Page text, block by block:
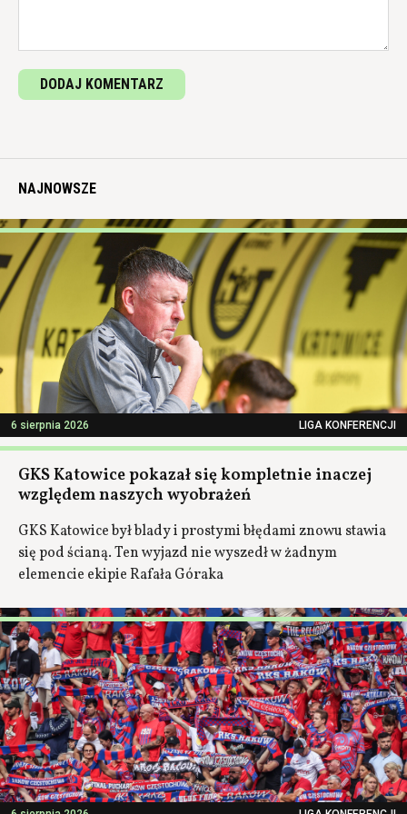
DODAJ KOMENTARZ
NAJNOWSZE
6 sierpnia 2026 LIGA KONFERENCJI
GKS Katowice pokazał się kompletnie inaczej
względem naszych wyobrażeń
GKS Katowice był blady i prostymi błędami znowu stawia
się pod ścianą. Ten wyjazd nie wyszedł w żadnym
elemencie ekipie Rafała Góraka